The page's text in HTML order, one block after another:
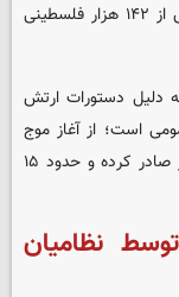
حملات جدید رژیم صهیونیستی در ۱۸ مارس بیش از ۱۴۲ هزار فلسطینی
دلیل دستورات ارتش
است؛ از آغاز موج
جدید حملات ارتش رژیم صهیونیستی شش اخطار صادر کرده و حدود ۱۵
نظامیان